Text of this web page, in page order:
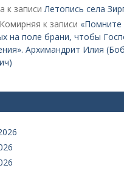
к записиЛетопись села
к записи «Помните
на поле брани, чтобы
Архимандрит Илия